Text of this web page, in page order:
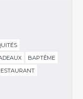
BAPTÊME